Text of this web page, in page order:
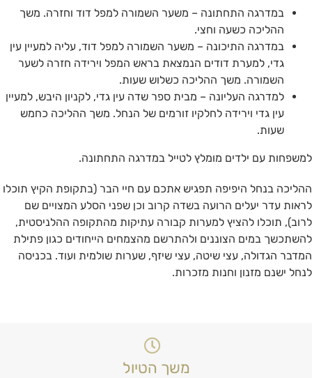
במדרגה התחתונה – משער השמורה למפל דוד וחזרה. משך
ההליכה כשעה וחצי.
במדרגה התיכונה – משער השמורה למפל דוד, עליה למעיין עין
גדי, למערת דודים הנמצאת בראש המפל וירידה חזרה לשער
השמורה. משך ההליכה כשלוש שעות.
למדרגה העליונה – מבית ספר שדה עין גדי, לקניון היבש, למעיין
עין גדי וירידה לחלקיו זורמים של הנחל. משך ההליכה כחמש
שעות.
למשפחות עם ילדים מומלץ לטייל במדרגה התחתונה.
ההליכה בנחל היפיפה תפגיש אתכם עם חיי הבר (בתקופת הקיץ תוכלו
לראות עדר יעלים הרועה בשדה קרוב וכן שפני הסלע המצויים שם
לרוב), תוכלו להציץ למערות קבורה עתיקות מהתקופה ההלניסטית,
להשתכשך במים הצוננים ולהתרשם מהצמחים הייחודים כגון פתילת
המדבר הגדולה, עצי שיטה, עצי שיזף, שערות שולמית ועוד. בכניסה
לנחל ישנם מזנון וחנות מזכרות.
משך הטיול